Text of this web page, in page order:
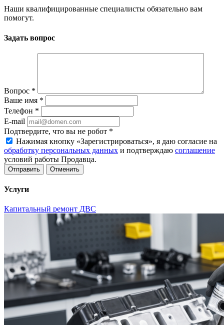
Наши квалифицированные специалисты обязательно вам
помогут.
Задать вопрос
Вопрос *
Ваше имя *
Телефон *
E-mail
Подтвердите, что вы не робот *
Нажимая кнопку «Зарегистрироваться», я даю согласие на
обработку персональных данных и подтверждаю соглашение
условий работы Продавца.
Отменить
Услуги
Капитальный ремонт ДВС